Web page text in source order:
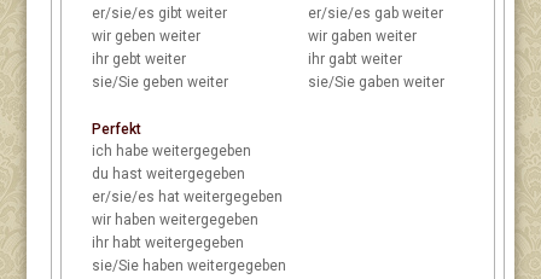
er/sie/es gibt weiter
wir geben weiter
ihr gebt weiter
sie/Sie geben weiter
er/sie/es gab weiter
wir gaben weiter
ihr gabt weiter
sie/Sie gaben weiter
Perfekt
ich habe weitergegeben
du hast weitergegeben
er/sie/es hat weitergegeben
wir haben weitergegeben
ihr habt weitergegeben
sie/Sie haben weitergegeben